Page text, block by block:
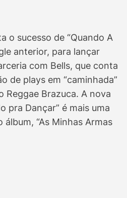
o sucesso de “Quando A
anterior, para lançar
com Bells, que conta
de plays em “caminhada”
Reggae Brazuca. A nova
pra Dançar” é mais uma
“As Minhas Armas